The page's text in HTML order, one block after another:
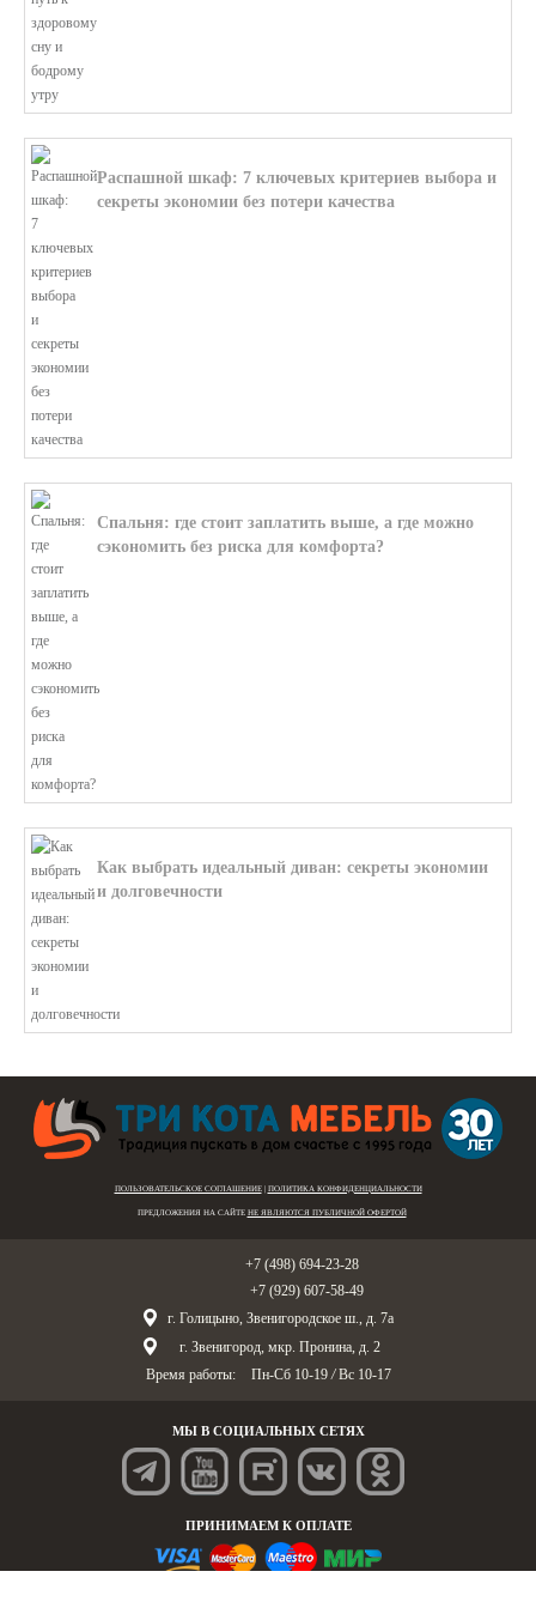
Распашной шкаф: 7 ключевых критериев выбора и
секреты экономии без потери качества
Спальня: где стоит заплатить выше, а где можно
сэкономить без риска для комфорта?
Как выбрать идеальный диван: секреты экономии
и долговечности
ПОЛЬЗОВАТЕЛЬСКОЕ СОГЛАШЕНИЕ| ПОЛИТИКА КОНФИДЕНЦИАЛЬНОСТИ
ПРЕДЛОЖЕНИЯ НА САЙТЕ НЕ ЯВЛЯЮТСЯ ПУБЛИЧНОЙ ОФЕРТОЙ
+7 (498) 694-23-28
+7 (929) 607-58-49
г. Голицыно, Звенигородское ш., д. 7а
г. Звенигород, мкр. Пронина, д. 2
Время работы:
Пн-Сб 10-19 / Вс 10-17
МЫ В СОЦИАЛЬНЫХ СЕТЯХ
ПРИНИМАЕМ К ОПЛАТЕ